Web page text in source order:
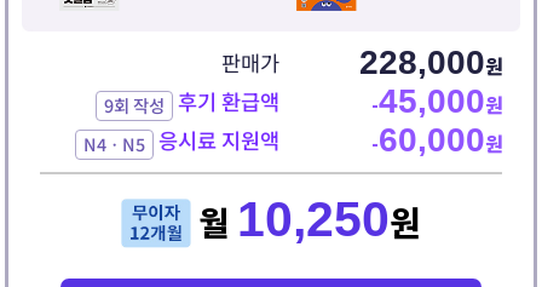
판매가 228,000원
9회 작성 후기 환급액 -45,000원
N4ㆍN5 응시료 지원액 -60,000원
월 10,250원